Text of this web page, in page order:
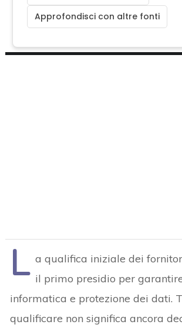
Approfondisci con altre fonti
L a qualifica iniziale dei
il primo presidio per
informatica e protezione dei dati.
qualificare non significa ancora